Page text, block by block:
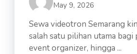
May 9, 2026
Sewa videotron Semarang
salah satu pilihan utama bagi
event organizer, hingga ...